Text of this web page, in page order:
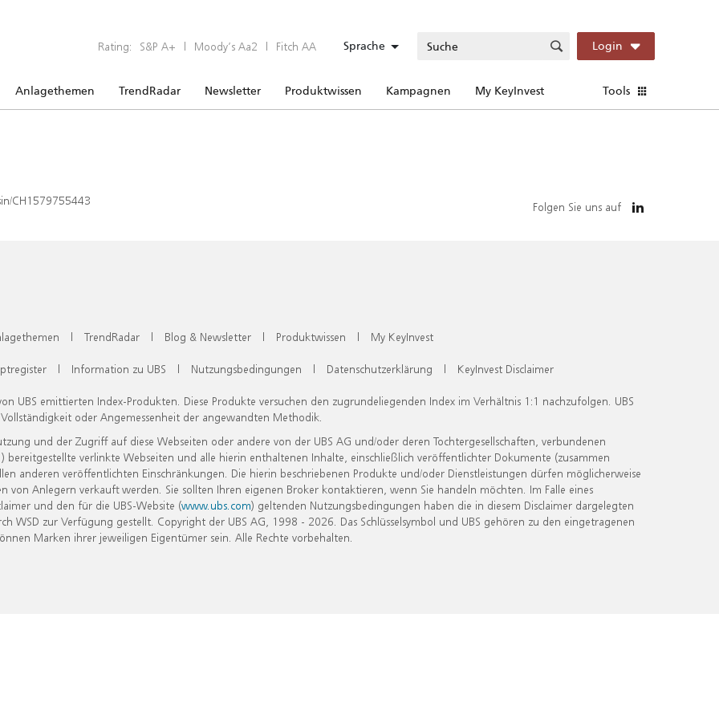
Rating: S&P A+ | Moody’s Aa2 | Fitch AA Sprache Login
Anlagethemen TrendRadar Newsletter Produktwissen Kampagnen My KeyInvest Tools
CH1579755443 Folgen Sie uns auf
| TrendRadar | Blog & Newsletter | Produktwissen | My KeyInvest
| Information zu UBS | Nutzungsbedingungen | Datenschutzerklärung | KeyInvest Disclaimer
UBS emittierten Index-Produkten. Diese Produkte versuchen den zugrundeliegenden Index im Verhältnis 1:1 nachzufolgen. UBS
oder Angemessenheit der angewandten Methodik.
und der Zugriff auf diese Webseiten oder andere von der UBS AG und/oder deren Tochtergesellschaften, verbundenen
verlinkte Webseiten und alle hierin enthaltenen Inhalte, einschließlich veröffentlichter Dokumente (zusammen
anderen veröffentlichten Einschränkungen. Die hierin beschriebenen Produkte und/oder Dienstleistungen dürfen möglicherweise
Anlegern verkauft werden. Sie sollten Ihren eigenen Broker kontaktieren, wenn Sie handeln möchten. Im Falle eines
und den für die UBS-Website (www.ubs.com) geltenden Nutzungsbedingungen haben die in diesem Disclaimer dargelegten
zur Verfügung gestellt. Copyright der UBS AG, 1998 - 2026. Das Schlüsselsymbol und UBS gehören zu den eingetragenen
Marken ihrer jeweiligen Eigentümer sein. Alle Rechte vorbehalten.